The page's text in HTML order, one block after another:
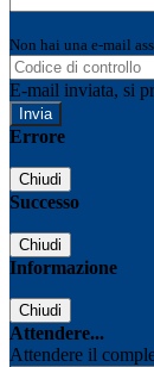
Non hai una e-mail
E-mail inviata, si
Errore
Chiudi
Successo
Chiudi
Informazione
Chiudi
Attendere...
Attendere il